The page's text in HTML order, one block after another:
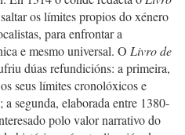
os límites propios do xénero
para enfrontar a
e mesmo universal. O Livro de
dúas refundicións: a primeira,
seus límites cronolóxicos e
segunda, elaborada entre 1380-
polo valor narrativo do